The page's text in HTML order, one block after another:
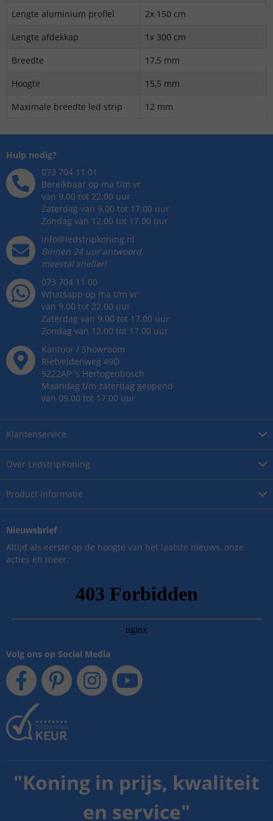
Lengte aluminium profiel
2x 150 cm
Lengte afdekkap
1x 300 cm
Breedte
17,5 mm
Hoogte
15,5 mm
Maximale breedte led strip
12 mm
Over LedstripKoning
Product informatie
Klantenservice
Hulp nodig?
073 704 11 01
Bereikbaar op ma t/m vr
van 9.00 tot 22.00 uur
Zaterdag van 9.00 tot 17.00 uur
Zondag van 12.00 tot 17.00 uur
info@ledstripkoning.nl
Binnen 24 uur antwoord,
meestal sneller!
073 704 11 00
Whatsapp op ma t/m vr
van 9.00 tot 22.00 uur
Zaterdag van 9.00 tot 17.00 uur
Zondag van 12.00 tot 17.00 uur
Kantoor / Showroom
Rietveldenweg 49D
5222AP 's Hertogenbosch
Maandag t/m zaterdag geopend
van 09.00 tot 17.00 uur
Nieuwsbrief
Altijd als eerste op de hoogte van het laatste nieuws, onze
acties en meer.
Volg ons op Social Media
"Koning in prijs, kwaliteit
en service"